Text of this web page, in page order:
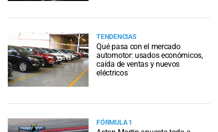
TENDENCIAS
Qué pasa con el mercado
automotor: usados económicos,
caída de ventas y nuevos
eléctricos
FÓRMULA 1